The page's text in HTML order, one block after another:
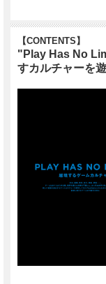
【CONTENTS】
"Play Has No
すカルチャーを